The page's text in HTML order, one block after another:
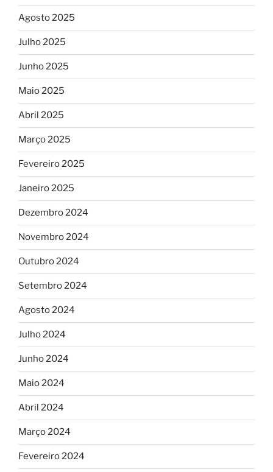
Agosto 2025
Julho 2025
Junho 2025
Maio 2025
Abril 2025
Março 2025
Fevereiro 2025
Janeiro 2025
Dezembro 2024
Novembro 2024
Outubro 2024
Setembro 2024
Agosto 2024
Julho 2024
Junho 2024
Maio 2024
Abril 2024
Março 2024
Fevereiro 2024